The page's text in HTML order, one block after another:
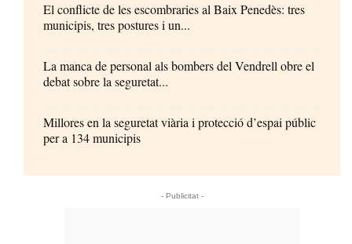
El conflicte de les escombraries al Baix Penedès: tres
municipis, tres postures i un...
La manca de personal als bombers del Vendrell obre el
debat sobre la seguretat...
Millores en la seguretat viària i protecció d’espai públic
per a 134 municipis
- Publicitat -